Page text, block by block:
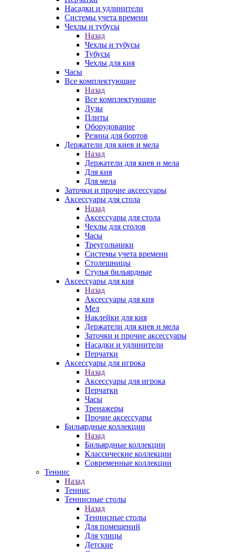
Насадки и удлинители
Системы учета времени
Чехлы и тубусы
Назад
Чехлы и тубусы
Тубусы
Чехлы для кия
Часы
Все комплектующие
Назад
Все комплектующие
Лузы
Плиты
Оборудование
Резина для бортов
Держатели для киев и мела
Назад
Держатели для киев и мела
Для кия
Для мела
Заточки и прочие аксессуары
Аксессуары для стола
Назад
Аксессуары для стола
Чехлы для столов
Часы
Треугольники
Системы учета времени
Столешницы
Стулья бильярдные
Аксессуары для кия
Назад
Аксессуары для кия
Мел
Наклейки для кия
Держатели для киев и мела
Заточки и прочие аксессуары
Насадки и удлинители
Перчатки
Аксессуары для игрока
Назад
Аксессуары для игрока
Перчатки
Часы
Тренажеры
Прочие аксессуары
Бильярдные коллекции
Назад
Бильярдные коллекции
Классические коллекции
Современные коллекции
Теннис
Назад
Теннис
Теннисные столы
Назад
Теннисные столы
Для помещений
Для улицы
Детские